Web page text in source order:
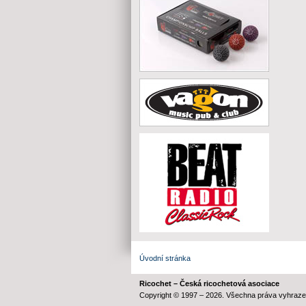
Úvodní stránka
Ricochet – Česká ricochetová asociace
Copyright © 1997 – 2026. Všechna práva